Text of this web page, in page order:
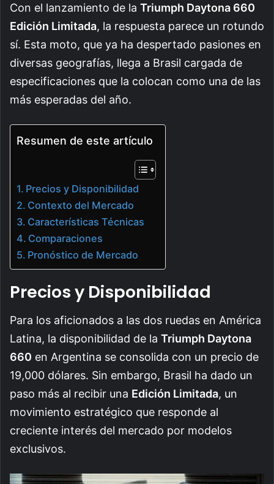
Con el lanzamiento de la Triumph Daytona 660
Edición Limitada, la respuesta parece un rotundo
sí. Esta moto, que ya ha despertado pasiones en
diversas geografías, llega a Brasil cargada de
especificaciones que la colocan como una de las
más esperadas del año.
Resumen de este artículo
Precios y Disponibilidad
Contexto del Mercado
Características Técnicas
Comparaciones
Pronóstico de Mercado
Precios y Disponibilidad
Para los aficionados a las dos ruedas en América
Latina, la disponibilidad de la Triumph Daytona
660 en Argentina se consolida con un precio de
19,000 dólares. Sin embargo, Brasil ha dado un
paso más al recibir una Edición Limitada, un
movimiento estratégico que responde al
creciente interés del mercado por modelos
exclusivos.